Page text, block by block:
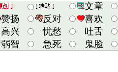
文章
赞扬 反对
喜欢
高兴 忧愁
吐舌
弱智 急死 鬼脸